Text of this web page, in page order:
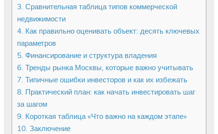
3. Сравнительная таблица типов коммерческой
недвижимости
4. Как правильно оценивать объект: десять ключевых
параметров
5. Финансирование и структура владения
6. Тренды рынка Москвы, которые важно учитывать
7. Типичные ошибки инвесторов и как их избежать
8. Практический план: как начать инвестировать шаг
за шагом
9. Короткая таблица «Что важно на каждом этапе»
10. Заключение